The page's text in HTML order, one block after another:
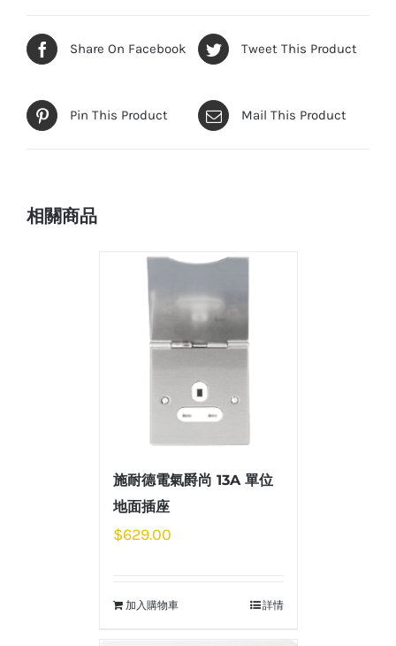
Share On Facebook Tweet This Product
Pin This Product Mail This Product
相關商品
施耐德電氣爵尚 13A 單位
地面插座
$629.00
加入購物車 詳情